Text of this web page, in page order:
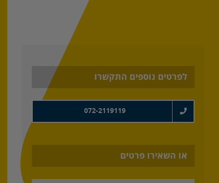
לפרטים נוספים התקשרו
072-2119119
או השאירו פרטים